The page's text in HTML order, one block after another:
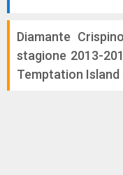
Diamante
stagione 2013-
Temptation Island